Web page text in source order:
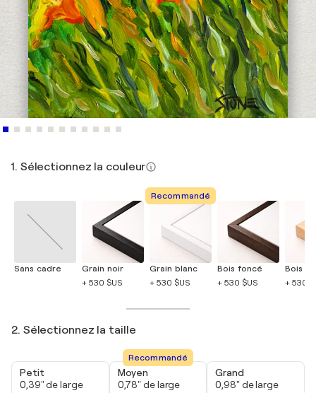
1. Sélectionnez la couleur
Sans cadre
Grain noir
+ 530 $US
Recommandé
Grain blanc
+ 530 $US
Bois foncé
+ 530 $US
Bois
+ 530
2. Sélectionnez la taille
Petit
0,39" de large
Recommandé
Moyen
0,78" de large
Grand
0,98" de large